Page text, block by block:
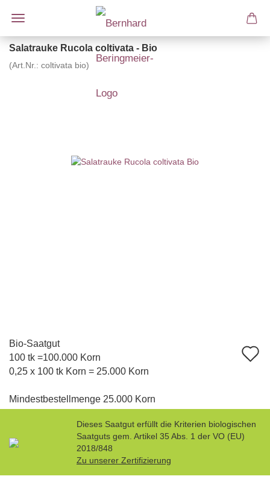
Salatrauke Rucola coltivata - Bio
(Art.Nr.: coltivata bio)
Bio-Saatgut
100 tk =100.000 Korn
0,25 x 100 tk Korn = 25.000 Korn
Mindestbestellmenge 25.000 Korn
Dieses Saatgut erfüllt die Kriterien biologischen
Saatguts gem. Artikel 35 Abs. 1 der VO (EU)
2018/848
Zu unserer Zertifizierung